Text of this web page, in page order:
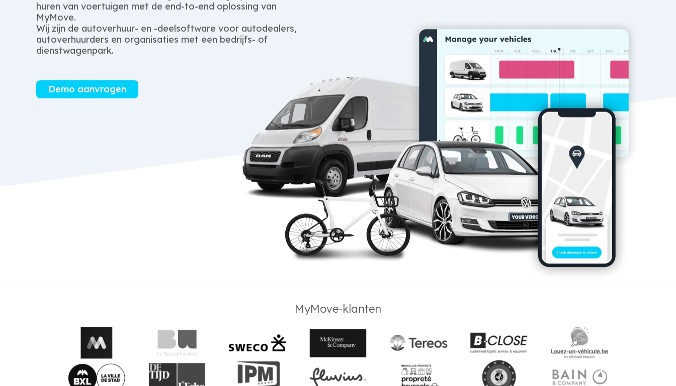
huren van voertuigen met de end-to-end oplossing van
MyMove.
Wij zijn de autoverhuur- en -deelsoftware voor autodealers,
autoverhuurders en organisaties met een bedrijfs- of
dienstwagenpark.
Demo aanvragen
MyMove-klanten